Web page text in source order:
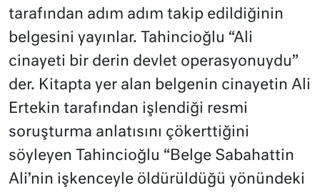
tarafından adım adım takip edildiğinin
belgesini yayınlar. Tahincioğlu “Ali
cinayeti bir derin devlet operasyonuydu”
der. Kitapta yer alan belgenin cinayetin Ali
Ertekin tarafından işlendiği resmi
soruşturma anlatısını çökerttiğini
söyleyen Tahincioğlu “Belge Sabahattin
Ali’nin işkenceyle öldürüldüğü yönündeki